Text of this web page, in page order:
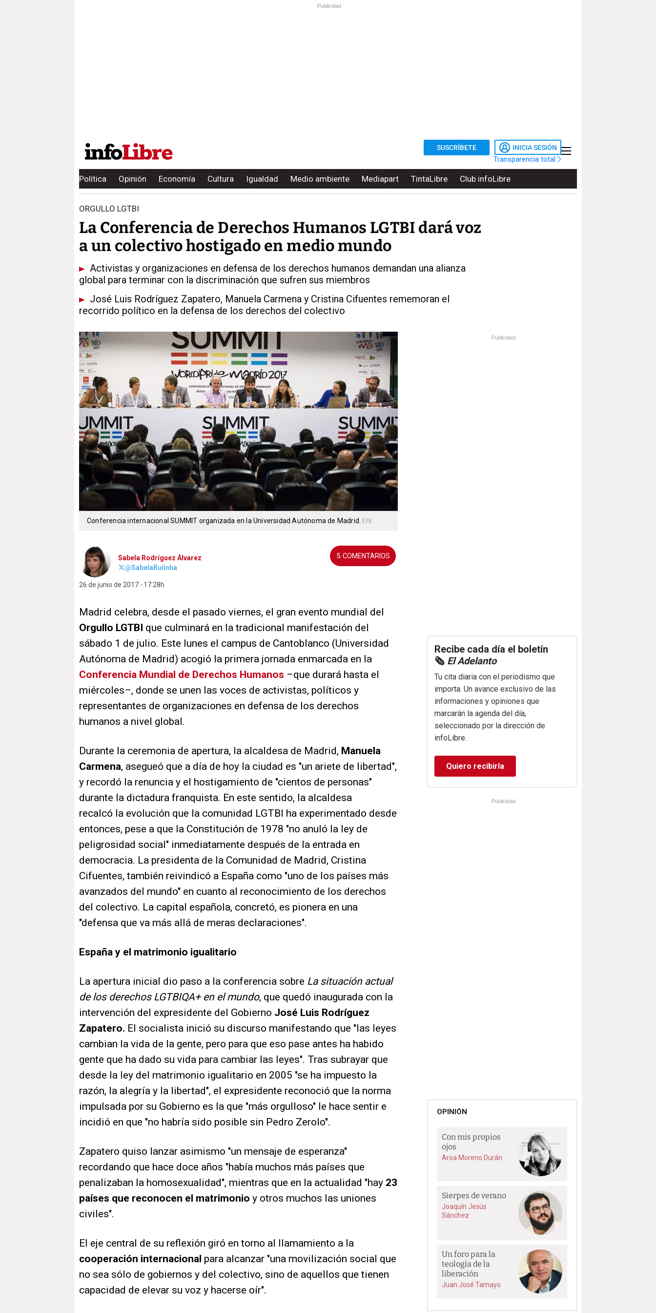
Publicidad
SUSCRÍBETE INICIA SESIÓN
Transparencia total
Política Opinión Economía Cultura Igualdad Medio ambiente Mediapart TintaLibre Club infoLibre
ORGULLO LGTBI
La Conferencia de Derechos Humanos LGTBI dará voz
a un colectivo hostigado en medio mundo
Activistas y organizaciones en defensa de los derechos humanos demandan una alianza
global para terminar con la discriminación que sufren sus miembros
José Luis Rodríguez Zapatero, Manuela Carmena y Cristina Cifuentes rememoran el
recorrido político en la defensa de los derechos del colectivo
Conferencia internacional SUMMIT organizada en la Universidad Autónoma de Madrid. EFE
Sabela Rodríguez Álvarez
@SabelaRulinha
26 de junio de 2017 17:28h
5
Madrid celebra, desde el pasado viernes, el gran evento mundial del
Orgullo LGTBI que culminará en la tradicional manifestación del
sábado 1 de julio. Este lunes el campus de Cantoblanco (Universidad
Autónoma de Madrid) acogió la primera jornada enmarcada en la
Conferencia Mundial de Derechos Humanos –que durará hasta el
miércoles–, donde se unen las voces de activistas, políticos y
representantes de organizaciones en defensa de los derechos
humanos a nivel global.
Durante la ceremonia de apertura, la alcaldesa de Madrid, Manuela
Carmena, asegueó que a día de hoy la ciudad es "un ariete de libertad",
y recordó la renuncia y el hostigamiento de "cientos de personas"
durante la dictadura franquista. En este sentido, la alcaldesa
recalcó la evolución que la comunidad LGTBI ha experimentado desde
entonces, pese a que la Constitución de 1978 "no anuló la ley de
peligrosidad social" inmediatamente después de la entrada en
democracia. La presidenta de la Comunidad de Madrid, Cristina
Cifuentes, también reivindicó a España como "uno de los países más
avanzados del mundo" en cuanto al reconocimiento de los derechos
del colectivo. La capital española, concretó, es pionera en una
"defensa que va más allá de meras declaraciones".
España y el matrimonio igualitario
La apertura inicial dio paso a la conferencia sobre La situación actual
de los derechos LGTBIQA+ en elmundo, que quedó inaugurada con la
intervención del expresidente del Gobierno José Luis Rodríguez
Zapatero. El socialista inició su discurso manifestando que "las leyes
cambian la vida de la gente, pero para que eso pase antes ha habido
gente que ha dado su vida para cambiar las leyes". Tras subrayar que
desde la ley del matrimonio igualitario en 2005 "se ha impuesto la
razón, la alegría y la libertad", el expresidente reconoció que la norma
impulsada por su Gobierno es la que "más orgulloso" le hace sentir e
incidió en que "no habría sido posible sin Pedro Zerolo".
Zapatero quiso lanzar asimismo "un mensaje de esperanza"
recordando que hace doce años "había muchos más países que
penalizaban la homosexualidad", mientras que en la actualidad "hay 23
países que reconocen el matrimonio y otros muchos las uniones
civiles".
El eje central de su reflexión giró en torno al llamamiento a la
cooperación internacional para alcanzar "una movilización social que
no sea sólo de gobiernos y del colectivo, sino de aquellos que tienen
capacidad de elevar su voz y hacerse oír".
Publicidad
Recibe cada día el boletín
🗞️ El Adelanto
Tu cita diaria con el periodismo que
importa. Un avance exclusivo de las
informaciones y opiniones que
marcarán la agenda del día,
seleccionado por la dirección de
infoLibre.
Quiero recibirla
Publicidad
OPINIÓN
Con mis propios
ojos
Aroa Moreno Durán
Sierpes de verano
Joaquín Jesús
Sánchez
Un foro para la
teología de la
liberación
Juan José Tamayo